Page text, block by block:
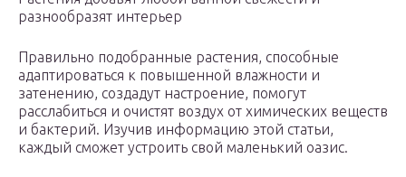
разнообразят интерьер
Правильно подобранные растения, способные
адаптироваться к повышенной влажности и
затенению, создадут настроение, помогут
расслабиться и очистят воздух от химических веществ
и бактерий. Изучив информацию этой статьи,
каждый сможет устроить свой маленький оазис.